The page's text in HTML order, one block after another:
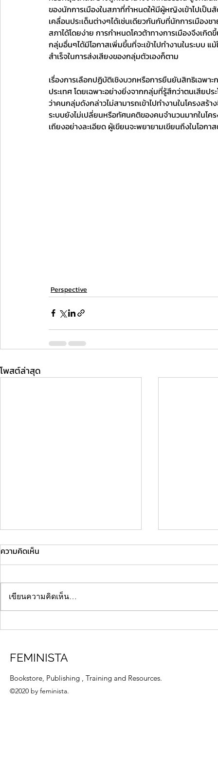
ของนักการเมืองในสภาที่กำหนดให้มีผู้หญิงเข้าไปเป็น
เคลื่อนประเด็นต่างๆได้เช่นเดียวกันกับที่นักการเมือง
สภาได้โดยง่าย การกำหนดโควต้าทางการเมืองจึงเกิ
กลุ่มอื่นๆได้มีโอกาสเพิ่มขึ้นที่จะเข้าไปทำงานในระบบ แ
สำเร็จในการส่งเสียงของกลุ่มตัวเองก็ตาม
เรื่องการเลือกปฏิบัติเชิงบวกหรือการยืนยันสิทธิเฉพ
ประเทศ โดยเฉพาะอย่างยิ่งจากกลุ่มที่รู้สึกว่าตนเสีย
ว่าคนกลุ่มดังกล่าวไม่สามารถเข้าไปทำงานในโครงสร้
ระบบยังไม่เปลี่ยนหรือทัศนคติของคนจำนวนมากในโ
เถียงอย่างละเอียด ผู้เขียนจะพยายามเขียนถึงในโอกา
Perspective
โพสต์ล่าสุด
"Damnatio Memoriae" กับความ
"ฝันร้ายต้อง
ความคิดเห็น
เขียนความคิดเห็น…
FEMINISTA
Bookstore, Publishing , Training and Resources.
©2020 by feminista.